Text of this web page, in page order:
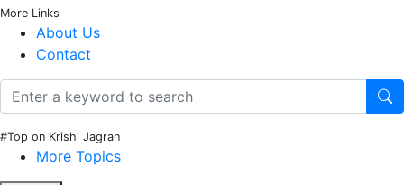
More Links
About Us
Contact
#Top on Krishi Jagran
More Topics